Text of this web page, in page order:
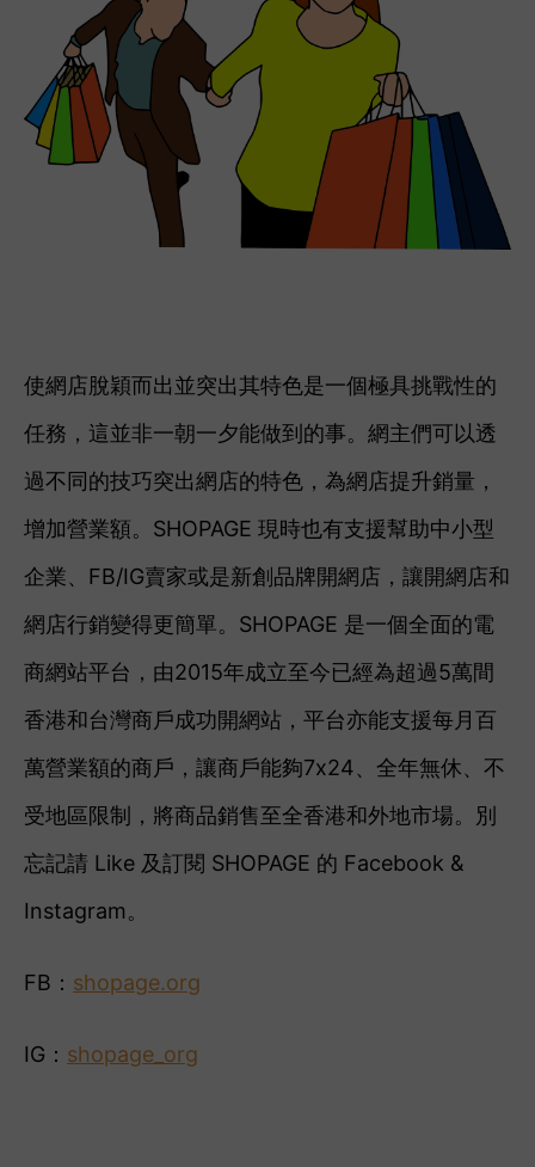
使網店脫穎而出並突出其特色是一個極具挑戰性的
任務，這並非一朝一夕能做到的事。網主們可以透
過不同的技巧突出網店的特色 ，為網店提升銷量，
增加營業額。SHOPAGE 現時也有支援幫助中小型
企業、FB/IG賣家或是新創品牌開網店，讓開網店和
網店行銷變得更簡單。SHOPAGE 是一個全面的電
商網站平台，由2015年成立至今已經為超過5萬間
香港和台灣商戶成功開網站，平台亦能支援每月百
萬營業額的商戶，讓商戶能夠7x24、全年無休、不
受地區限制，將商品銷售至全香港和外地市場。別
忘記請 Like 及訂閱 SHOPAGE 的 Facebook &
Instagram。
FB： shopage.org
IG： shopage_org